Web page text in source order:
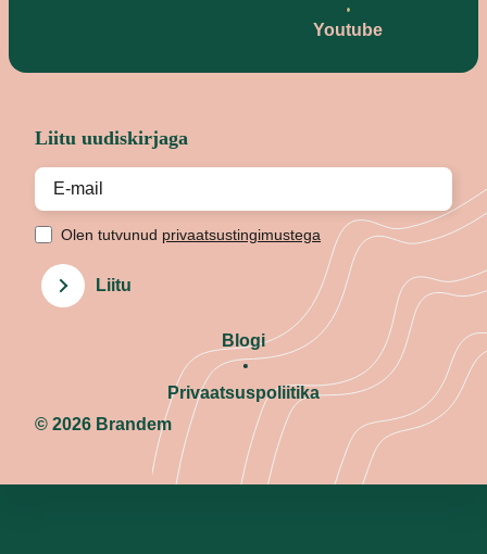
Youtube
Liitu uudiskirjaga
Olen tutvunud privaatsustingimustega
Liitu
Blogi
Privaatsuspoliitika
© 2026 Brandem